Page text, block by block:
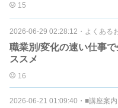
15
2026-06-29 02:28:12 ・ よくある
職業別/変化の速い仕事
ススメ
16
2026-06-21 01:09:40 ・ ■講座案内